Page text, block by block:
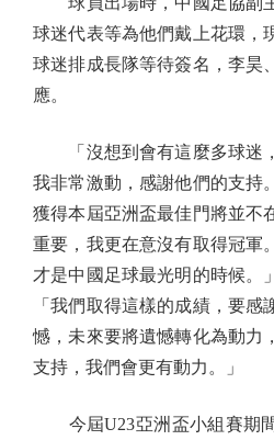
球迷代表等為他們戴上花環，
球迷排成長隊等待簽名，李昊
應。
「沒想到會有這麼多球迷
我非常激動，感謝他們的支持
獲得本屆亞洲盃最佳門將並不
重要，我更在意沒有取得冠軍
才是中國足球最光明的時候。
「我們取得這樣的成績，要
憾，未來要將遺憾轉化為動力
支持，我們會更有動力。」
今屆U23亞洲盃小組賽期